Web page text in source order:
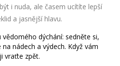
i nuda, ale časem ucítíte lepší
a jasnější hlavu.
dýchání: sedněte si,
nádech a výdech. Když vám
vraťte zpět.